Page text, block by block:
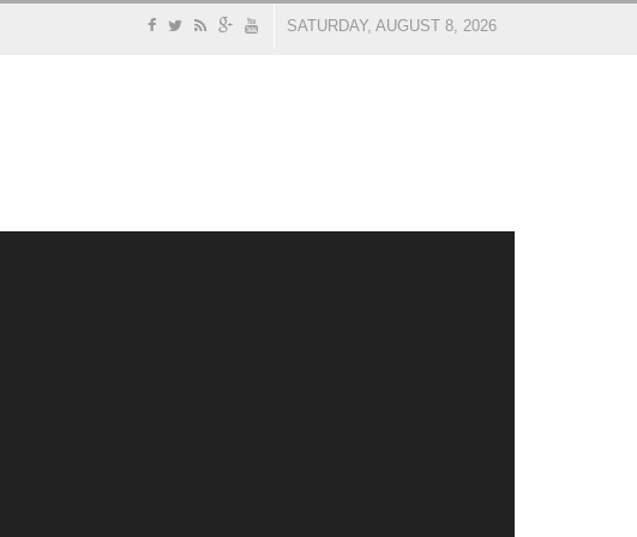
SATURDAY, AUGUST 8, 2026